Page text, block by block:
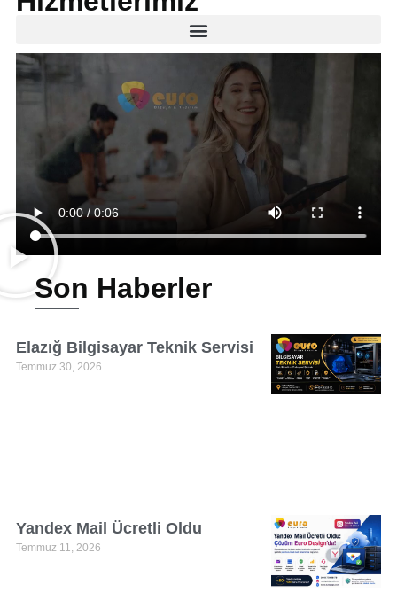
Son Haberler
Elazığ Bilgisayar Teknik Servisi
Temmuz 30, 2026
Yandex Mail Ücretli Oldu
Temmuz 11, 2026